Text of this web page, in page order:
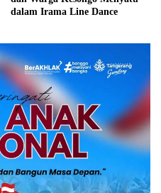
dalam Irama Line Dance